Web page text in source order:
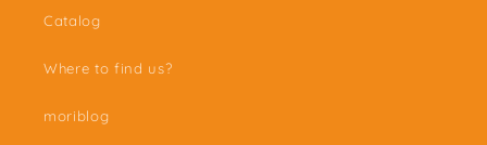
Catalog
Where to find us?
moriblog